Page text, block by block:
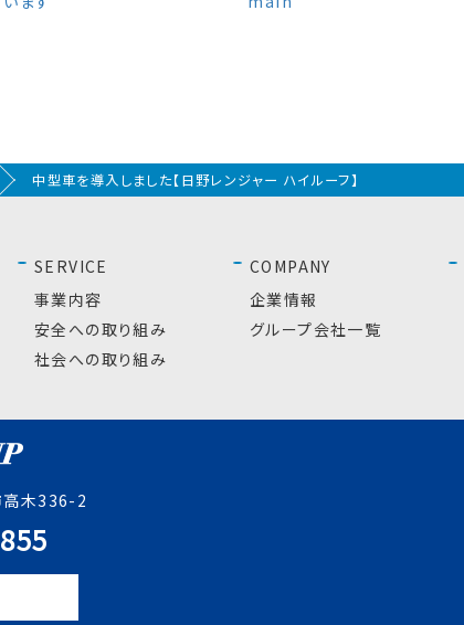
中型車を導入しました【日野レンジャー ハイルーフ】
SERVICE
事業内容
安全への取り組み
社会への取り組み
COMPANY
企業情報
グループ会社一覧
高木336-2